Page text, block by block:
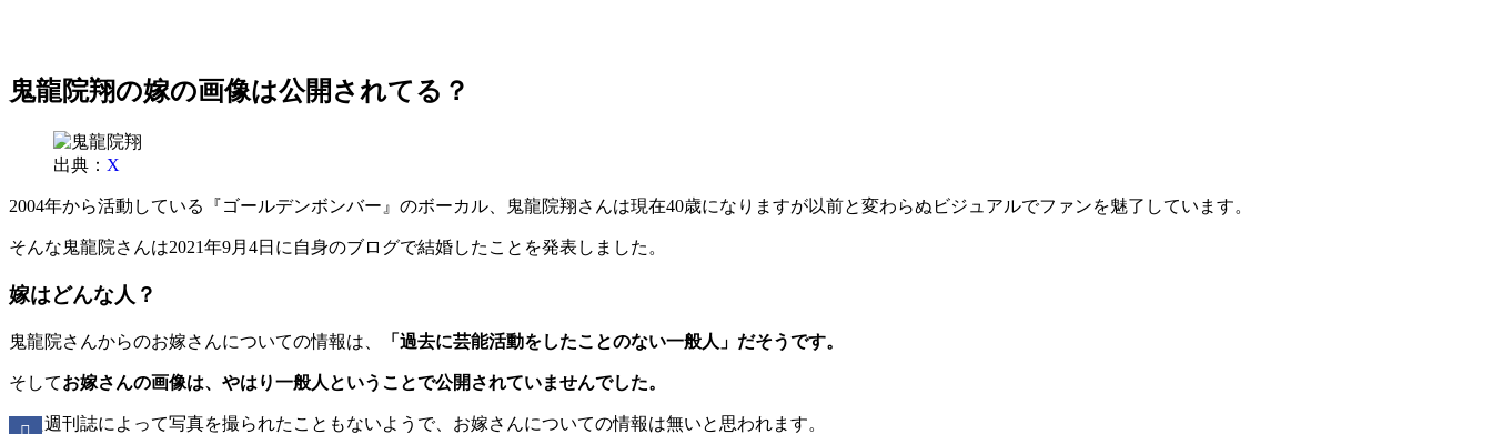
鬼龍院翔の嫁の画像は公開されてる？
出典： X
2004年から活動している『ゴールデンボンバー』のボーカル、鬼龍院翔さんは現在40歳になりますが以前と変わらぬビジュアルでファンを魅了しています。
そんな鬼龍院さんは2021年9月4日に自身のブログで結婚したことを発表しました。
嫁はどんな人？
鬼龍院さんからのお嫁さんについての情報は、 「過去に芸能活動をしたことのない一般人」だそうです。
そしてお嫁さんの画像は、やはり一般人ということで公開されていませんでした。
また週刊誌によって写真を撮られたこともないようで、お嫁さんについての情報は無いと思われます。